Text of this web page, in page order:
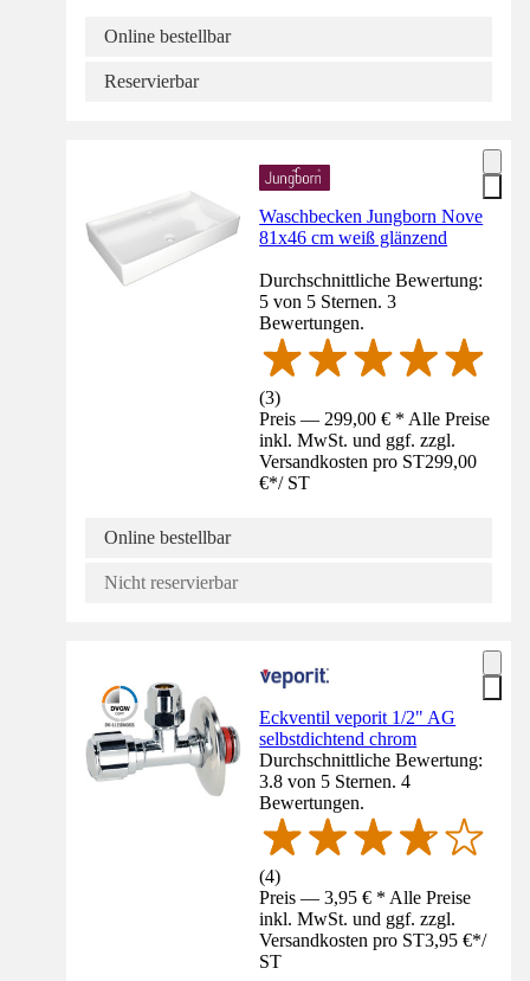
Online bestellbar
Reservierbar
Waschbecken Jungborn Nove
81x46 cm weiß glänzend
Durchschnittliche Bewertung:
5 von 5 Sternen. 3
Bewertungen.
(3)
Preis — 299,00 € * Alle Preise
inkl. MwSt. und ggf. zzgl.
Versandkosten pro ST299,00
€*/ ST
Online bestellbar
Nicht reservierbar
Eckventil veporit 1/2" AG
selbstdichtend chrom
Durchschnittliche Bewertung:
3.8 von 5 Sternen. 4
Bewertungen.
(4)
Preis — 3,95 € * Alle Preise
inkl. MwSt. und ggf. zzgl.
Versandkosten pro ST3,95 €*/
ST